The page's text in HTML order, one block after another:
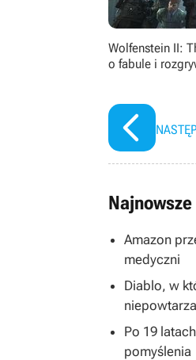
Wolfenstein II:
o fabule i
Amazon
medyczni
Diablo, w
Po 19
pomyślenia